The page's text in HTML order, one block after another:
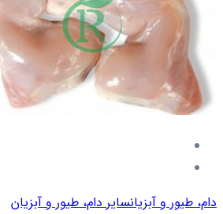
دام، طیور و آبزیانسایر دام، طیور و آبزیان